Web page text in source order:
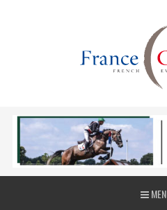
La journée du complet & le
indoor reviennent le 23 Janvier